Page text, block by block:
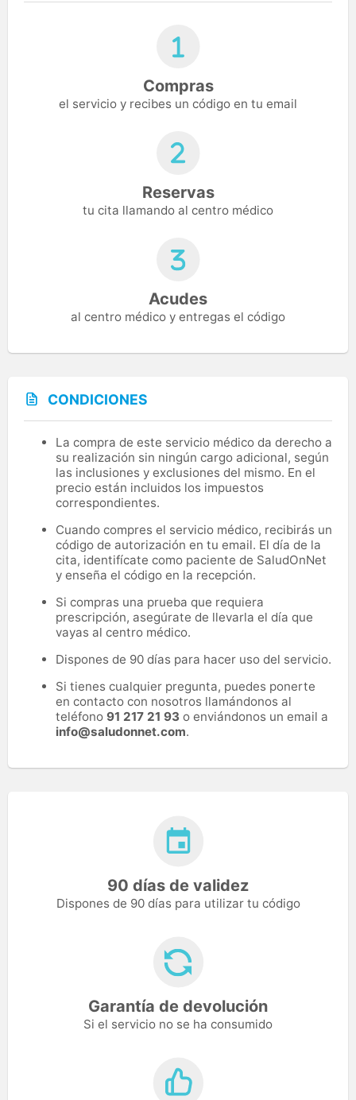
Compras
el servicio y recibes un código en tu email
Reservas
tu cita llamando al centro médico
Acudes
al centro médico y entregas el código
CONDICIONES
La compra de este servicio médico da derecho a
su realización sin ningún cargo adicional, según
las inclusiones y exclusiones del mismo. En el
precio están incluidos los impuestos
correspondientes.
Cuando compres el servicio médico, recibirás un
código de autorización en tu email. El día de la
cita, identifícate como paciente de SaludOnNet
y enseña el código en la recepción.
Si compras una prueba que requiera
prescripción, asegúrate de llevarla el día que
vayas al centro médico.
Dispones de 90 días para hacer uso del servicio.
Si tienes cualquier pregunta, puedes ponerte
en contacto con nosotros llamándonos al
teléfono 91 217 21 93 o enviándonos un email a
info@saludonnet.com.
90 días de validez
Dispones de 90 días para utilizar tu código
Garantía de devolución
Si el servicio no se ha consumido